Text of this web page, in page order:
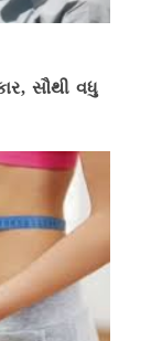
સૌથી વધુ